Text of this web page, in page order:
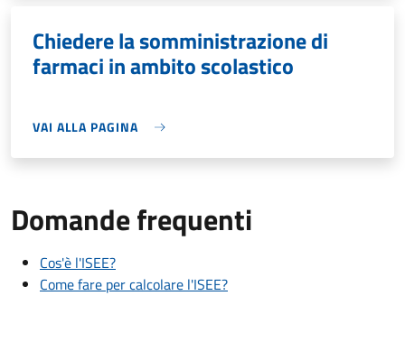
Chiedere la somministrazione di
farmaci in ambito scolastico
VAI ALLA PAGINA
Domande frequenti
Cos'è l'ISEE?
Come fare per calcolare l'ISEE?